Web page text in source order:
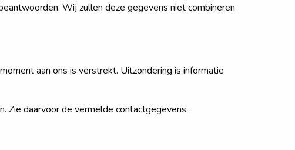
Wij zullen deze gegevens niet combineren
aan ons is verstrekt. Uitzondering is informatie
Zie daarvoor de vermelde contactgegevens.